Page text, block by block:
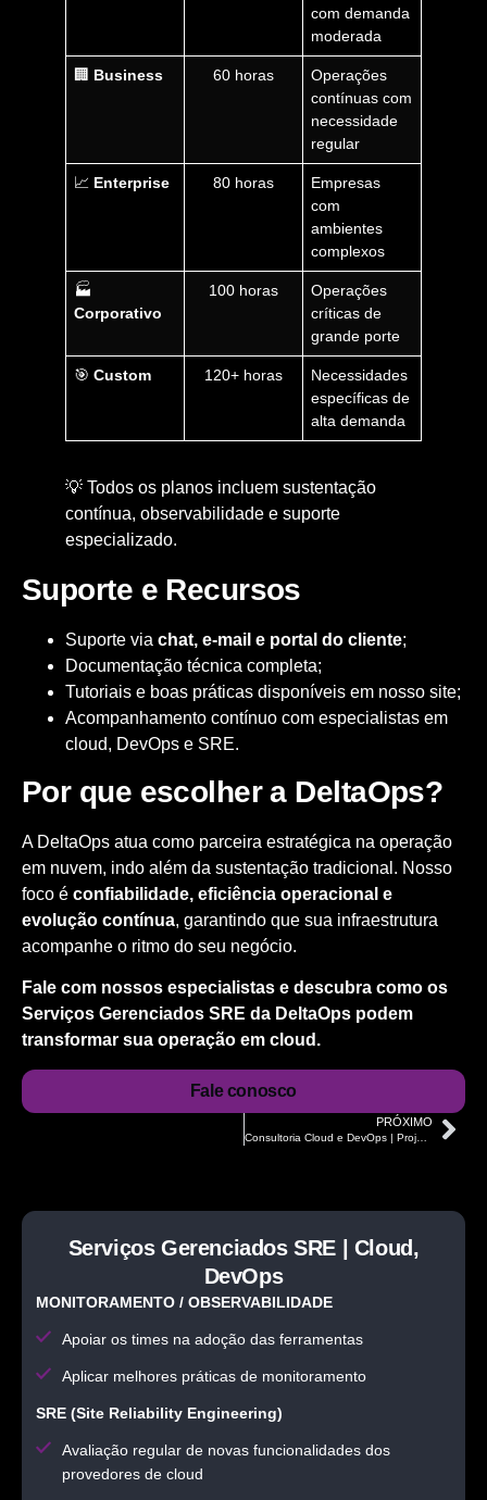
com demanda
moderada
🏢 Business 60 horas
Operações
contínuas com
necessidade
regular
📈 Enterprise 80 horas
Empresas
com
ambientes
complexos
🏭
Corporativo
100 horas
Operações
críticas de
grande porte
🎯Custom 120+ horas
Necessidades
específicas de
alta demanda
💡 Todos os planos incluem sustentação
contínua, observabilidade e suporte
especializado.
Suporte e Recursos
Suporte via chat, e-mail e portal do cliente;
Documentação técnica completa;
Tutoriais e boas práticas disponíveis em nosso site;
Acompanhamento contínuo com especialistas em
cloud, DevOps e SRE.
Por que escolher a DeltaOps?
A DeltaOps atua como parceira estratégica na operação
em nuvem, indo além da sustentação tradicional. Nosso
foco é confiabilidade, eficiência operacional e
evolução contínua, garantindo que sua infraestrutura
acompanhe o ritmo do seu negócio.
Fale com nossos especialistas e descubra como os
Serviços Gerenciados SRE da DeltaOps podem
transformar sua operação em cloud.
Fale conosco
PRÓXIMO
Consultoria Cloud e DevOps | Projetos de transformação digital
Serviços Gerenciados SRE | Cloud,
DevOps
MONITORAMENTO / OBSERVABILIDADE
Apoiar os times na adoção das ferramentas
Aplicar melhores práticas de monitoramento
SRE (Site Reliability Engineering)
Avaliação regular de novas funcionalidades dos
provedores de cloud